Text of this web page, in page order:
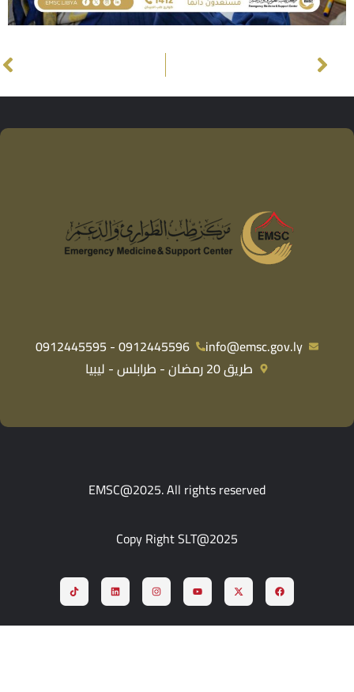
info@emsc.gov.ly
0912445596 - 0912445595
طريق 20 رمضان - طرابلس - ليبيا
EMSC@2025. All rights reserved
Copy Right SLT@2025